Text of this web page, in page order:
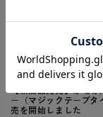
【新商品発売】砂場専
ー（マジックテープタ
売を開始しました